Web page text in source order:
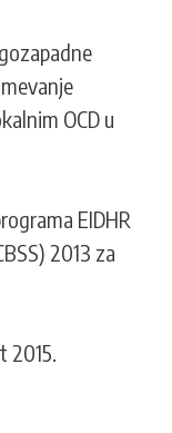
OCD u
EIDHR
2013 za
2015.